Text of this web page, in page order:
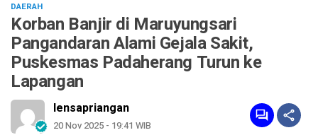
DAERAH
Korban Banjir di Maruyungsari
Pangandaran Alami Gejala Sakit,
Puskesmas Padaherang Turun ke
Lapangan
lensapriangan
20 Nov 2025 - 19:41 WIB